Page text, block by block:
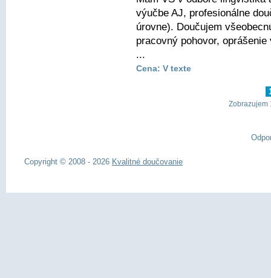
výučbe AJ, profesionálne
úrovne). Doučujem
pracovný pohovor,
...
Cena: V texte
Zobrazujem
Copyright © 2008 - 2026 Kvalitné doučovanie